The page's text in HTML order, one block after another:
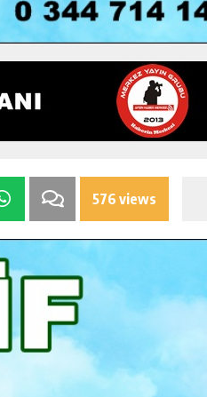
576 views